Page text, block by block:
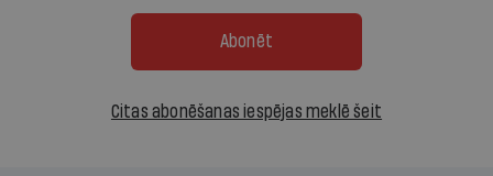
Abonēt
Citas abonēšanas iespējas meklē šeit